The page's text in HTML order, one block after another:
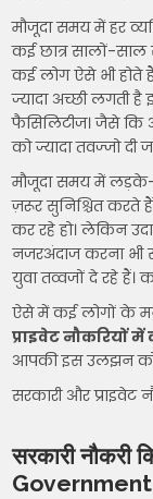
मौजूदा समय में हर
कई छात्र सालों-साल
कई लोग ऐसे भी होते
ज्यादा अच्छी लगती
फैसिलिटीज। जैसे कि
को ज्यादा तवज्जो दी
मौजूदा समय में लड़के-
ज़रूर सुनिश्चित करते
कर रहे हो। लेकिन
नजरअंदाज करना भी
युवा तव्वजों दे रहे हैं।
ऐसे में कई लोगों के
प्राइवेट नौकरियों में
आपकी इस उलझन
सरकारी और
सरकारी